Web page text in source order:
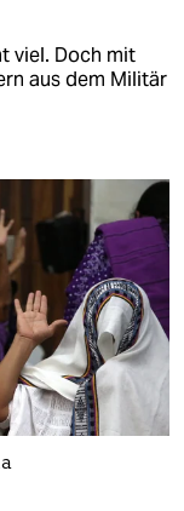
viel. Doch mit
aus dem Militär